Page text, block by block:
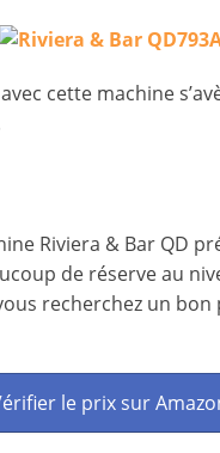
cette machine
Riviera & Bar QD
de réserve au
recherchez un
le prix sur